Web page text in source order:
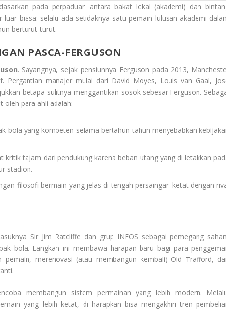
pada perpaduan antara bakat lokal (akademi) dan
biasa: selalu ada setidaknya satu pemain lulusan akademi
berturut-turut.
PASCA-FERGUSON
. Sayangnya, sejak pensiunnya Ferguson pada 2013,
Pergantian manajer mulai dari David Moyes, Louis van Gaal,
betapa sulitnya menggantikan sosok sebesar Ferguson.
oleh para ahli adalah:
bola yang kompeten selama bertahun-tahun menyebabkan
kritik tajam dari pendukung karena beban utang yang di letakkan
stadion.
filosofi bermain yang jelas di tengah persaingan ketat dengan
Sir Jim Ratcliffe dan grup INEOS sebagai pemegang
bola. Langkah ini membawa harapan baru bagi para
pemain, merenovasi (atau membangun kembali) Old Trafford,
membangun sistem permainan yang lebih modern.
yang lebih ketat, di harapkan bisa mengakhiri tren